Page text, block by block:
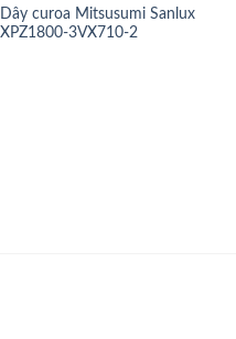
Dây curoa Mitsusumi Sanlux
XPZ1800-3VX710-2